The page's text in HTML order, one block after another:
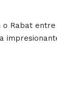
o Rabat